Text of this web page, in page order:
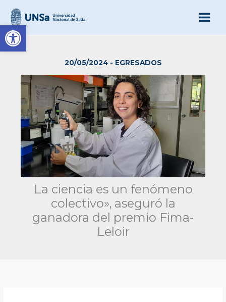
Abrir barra de
contenido
20/05/2024 - EGRESADOS
La ciencia es un fenómeno
colectivo», aseguró la
ganadora del premio Fima-
Leloir